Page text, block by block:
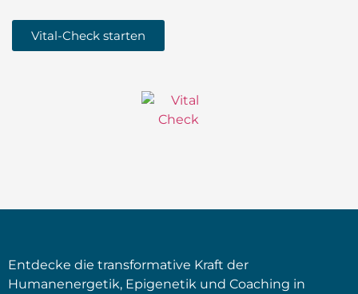
Vital-Check starten
Entdecke die transformative Kraft der
Humanenergetik, Epigenetik und Coaching in